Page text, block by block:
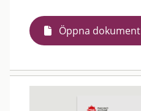
Öppna dokument